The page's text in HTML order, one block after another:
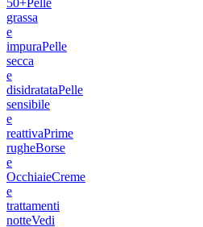
50+Pelle
grassa
e
impuraPelle
secca
e
disidratataPelle
sensibile
e
reattivaPrime
rugheBorse
e
OcchiaieCreme
e
trattamenti
notteVedi